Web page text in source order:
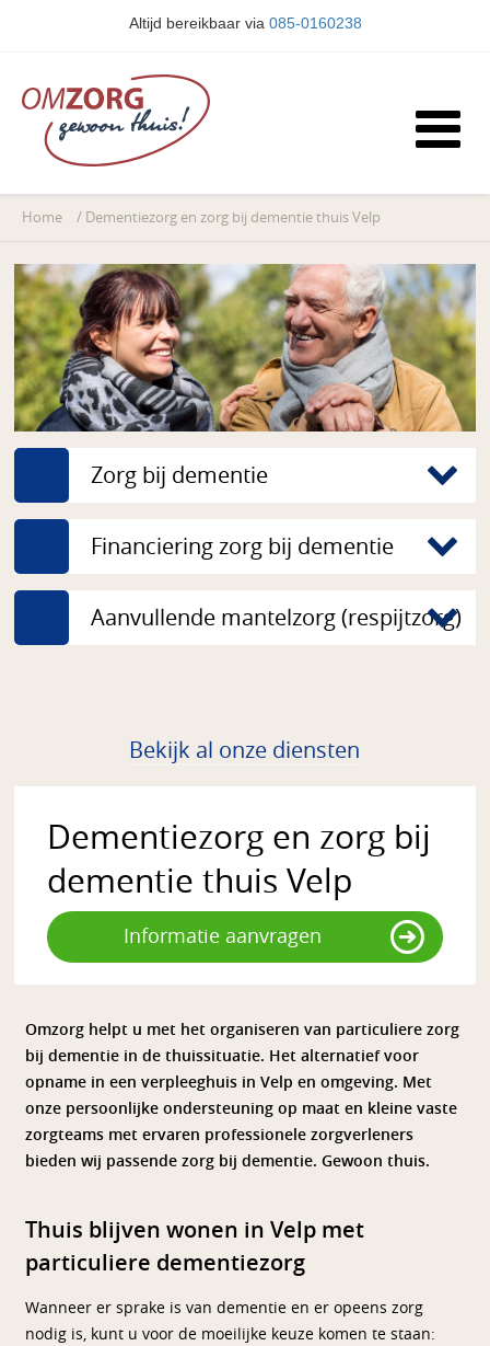
Altijd bereikbaar via 085-0160238
Home / Dementiezorg en zorg bij dementie thuis Velp
Dementiezorg en zorg bij
dementie thuis Velp
Informatie aanvragen
Omzorg helpt u met het organiseren van particuliere zorg
bij dementie in de thuissituatie. Het alternatief voor
opname in een verpleeghuis inVelp en omgeving. Met
onze persoonlijke ondersteuning op maat en kleine vaste
zorgteams met ervaren professionele zorgverleners
bieden wij passende zorg bij dementie. Gewoon thuis.
Thuis blijven wonen in Velp met
particuliere dementiezorg
Wanneer er sprake is van dementie en er opeens zorg
nodig is, kunt u voor de moeilijke keuze komen te staan:
Zorg bij dementie
Financiering zorg bij dementie
Aanvullende mantelzorg (respijtzorg)
Bekijk al onze diensten